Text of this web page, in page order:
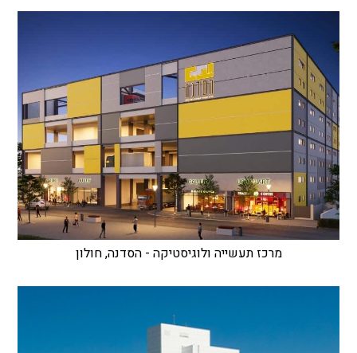
מרכז תעשייה ולוגיסטיקה - הסדנה, חולון